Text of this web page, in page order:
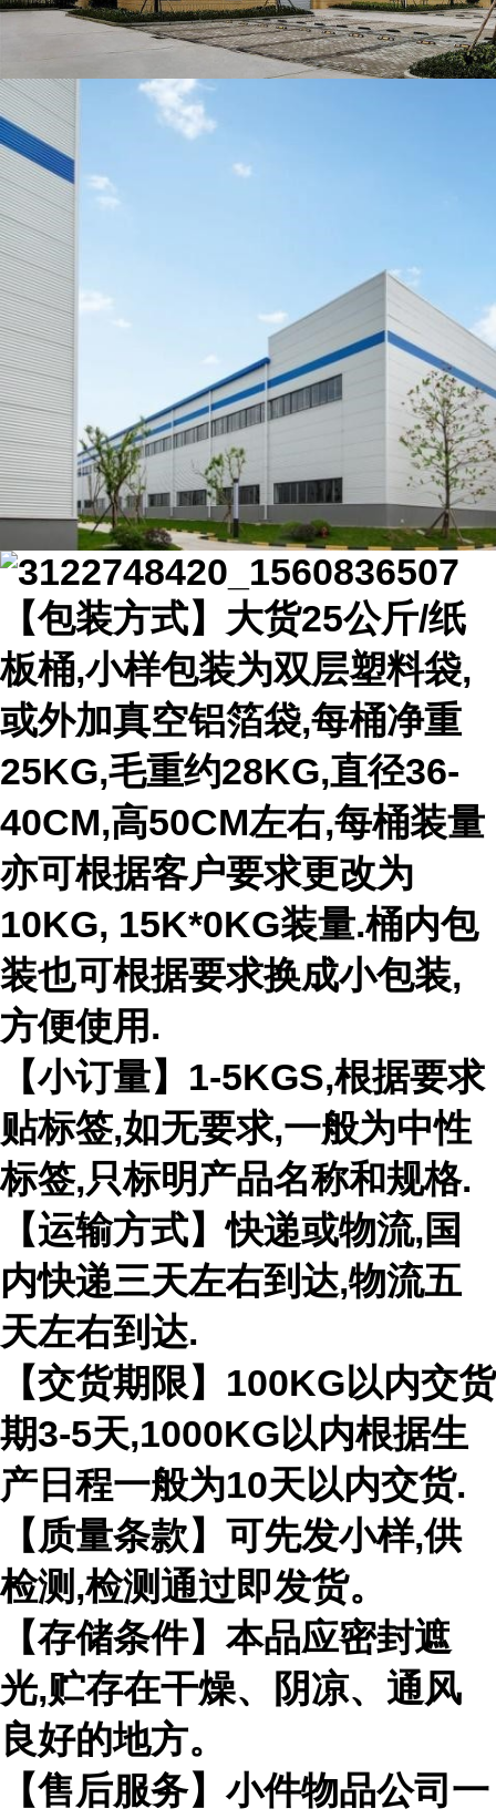
【包装方式】大货25公斤/纸
板桶,小样包装为双层塑料袋,
或外加真空铝箔袋,每桶净重
25KG,毛重约28KG,直径36-
40CM,高50CM左右,每桶装量
亦可根据客户要求更改为
10KG, 15K*0KG装量.桶内包
装也可根据要求换成小包装,
方便使用.
【小订量】1-5KGS,根据要求
贴标签,如无要求,一般为中性
标签,只标明产品名称和规格.
【运输方式】快递或物流,国
内快递三天左右到达,物流五
天左右到达.
【交货期限】100KG以内交货
期3-5天,1000KG以内根据生
产日程一般为10天以内交货.
【质量条款】可先发小样,供
检测,检测通过即发货。
【存储条件】本品应密封遮
光,贮存在干燥、阴凉、通风
良好的地方。
【售后服务】小件物品公司一